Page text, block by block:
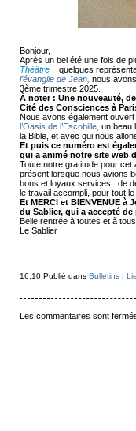
Bonjour,
Après un bel été une fois de
Théâtre
, quelques
l’évangile de Jean, nous
3ème trimestre 2025.
À noter : Une nouveauté,
Cité des Consciences à
Nous avons également
l’Oasis de l’Escobille, un beau
la Bible, et avec qui nous
Et puis ce numéro est
qui a animé notre site web
Toute notre gratitude pour cet
présent lorsque nous avions
bons et loyaux services, de
le travail accompli, pour tout
Et MERCI et BIENVENUE à
du Sablier, qui a accepté de
Belle rentrée à toutes et à tous
Le Sablier
16:10 Publié dans Bulletins|
Les commentaires sont